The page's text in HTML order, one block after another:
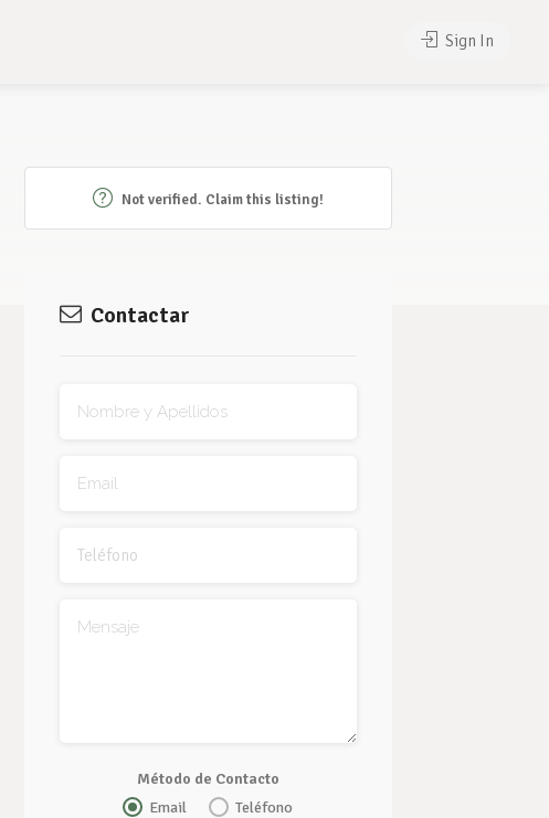
Sign In
Not verified. Claim this listing!
Contactar
Método de Contacto
Email
Teléfono